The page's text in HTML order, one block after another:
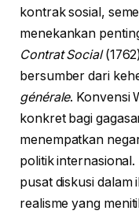
kontrak sosial,
menekankan
Contrat Social
bersumber dari
générale. Konvensi
konkret bagi
menempatkan
politik internasional.
pusat diskusi dalam
realisme yang